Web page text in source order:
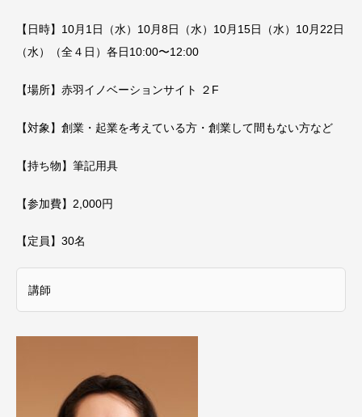
【日時】 10⽉1⽇（水） 10⽉8⽇（水） 10⽉15⽇（水） 10⽉22⽇
（水）（全４日） 各日10:00〜12:00
【場所】赤羽イノベーションサイト ２F
【対象】創業・起業を考えている方・創業して間もない方など
【持ち物】 筆記用具
【参加費】2,000円
【定員】30名​
講師